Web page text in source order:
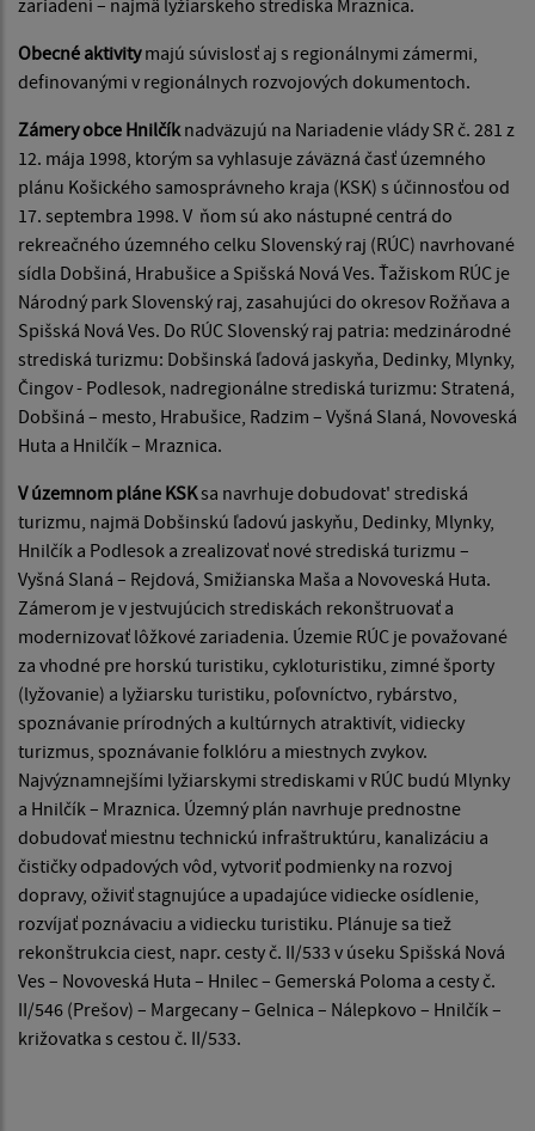
Obecné aktivitymajú súvislosť aj s regionálnymi zámermi,
definovanými v regionálnych rozvojových dokumentoch.
Zámery obce Hnilčík nadväzujú na Nariadenie vlády SR č. 281 z
12. mája 1998, ktorým sa vyhlasuje záväzná časť územného
plánu Košického samosprávneho kraja (KSK) s účinnosťou od
17. septembra 1998. V ňom sú ako nástupné centrá do
rekreačného územného celku Slovenský raj (RÚC) navrhované
sídla Dobšiná, Hrabušice a Spišská Nová Ves. Ťažiskom RÚC je
Národný park Slovenský raj, zasahujúci do okresov Rožňava a
Spišská Nová Ves. Do RÚC Slovenský raj patria: medzinárodné
strediská turizmu: Dobšinská ľadová jaskyňa, Dedinky, Mlynky,
Čingov - Podlesok, nadregionálne strediská turizmu: Stratená,
Dobšiná – mesto, Hrabušice, Radzim – Vyšná Slaná, Novoveská
Huta a Hnilčík – Mraznica.
V územnom pláne KSKsa navrhuje dobudovat' strediská
turizmu, najmä Dobšinskú ľadovú jaskyňu, Dedinky, Mlynky,
Hnilčík a Podlesok a zrealizovať nové strediská turizmu –
Vyšná Slaná – Rejdová, Smižianska Maša a Novoveská Huta.
Zámerom je v jestvujúcich strediskách rekonštruovať a
modernizovať lôžkové zariadenia. Územie RÚC je považované
za vhodné pre horskú turistiku, cykloturistiku, zimné športy
(lyžovanie) a lyžiarsku turistiku, poľovníctvo, rybárstvo,
spoznávanie prírodných a kultúrnych atraktivít, vidiecky
turizmus, spoznávanie folklóru a miestnych zvykov.
Najvýznamnejšími lyžiarskymi strediskami v RÚC budú Mlynky
a Hnilčík – Mraznica. Územný plán navrhuje prednostne
dobudovať miestnu technickú infraštruktúru, kanalizáciu a
čističky odpadových vôd, vytvoriť podmienky na rozvoj
dopravy, oživiť stagnujúce a upadajúce vidiecke osídlenie,
rozvíjať poznávaciu a vidiecku turistiku. Plánuje sa tiež
rekonštrukcia ciest, napr. cesty č. II/533 v úseku Spišská Nová
Ves – Novoveská Huta – Hnilec – Gemerská Poloma a cesty č.
II/546 (Prešov) – Margecany – Gelnica – Nálepkovo – Hnilčík –
križovatka s cestou č. II/533.